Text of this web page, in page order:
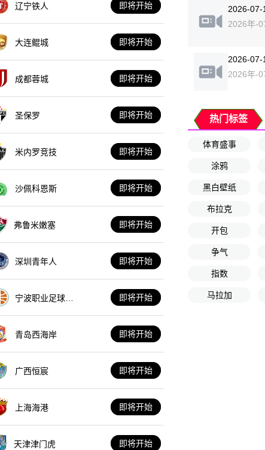
辽宁铁人 即将开始
大连鲲城 即将开始
成都蓉城 即将开始
圣保罗 即将开始
米内罗竞技 即将开始
沙佩科恩斯 即将开始
弗鲁米嫩塞 即将开始
深圳青年人 即将开始
宁波职业足球俱
即将开始
青岛西海岸 即将开始
广西恒宸 即将开始
上海海港 即将开始
天津津门虎 即将开始
2026-07-
2026年-
2026-07-
2026年-
热门标签
体育盛事
涂鸦
黑白壁纸
布拉克
开包
争气
指数
马拉加